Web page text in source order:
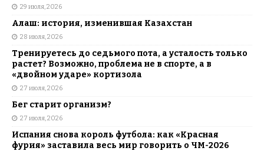
29 июля, 2026
Алаш: история, изменившая Казахстан
28 июля, 2026
Тренируетесь до седьмого пота, а усталость только
растет? Возможно, проблема не в спорте, а в
«двойном ударе» кортизола
27 июля, 2026
Бег старит организм?
27 июля, 2026
Испания снова король футбола: как «Красная
фурия» заставила весь мир говорить о ЧМ-2026